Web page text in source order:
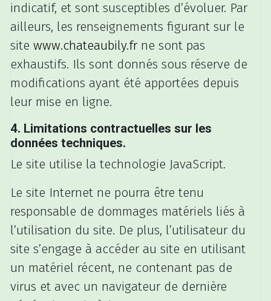
indicatif, et sont susceptibles d’évoluer. Par
ailleurs, les renseignements figurant sur le
site www.chateaubily.fr ne sont pas
exhaustifs. Ils sont donnés sous réserve de
modifications ayant été apportées depuis
leur mise en ligne.
4. Limitations contractuelles sur les
données techniques.
Le site utilise la technologie JavaScript.
Le site Internet ne pourra être tenu
responsable de dommages matériels liés à
l’utilisation du site. De plus, l’utilisateur du
site s’engage à accéder au site en utilisant
un matériel récent, ne contenant pas de
virus et avec un navigateur de dernière